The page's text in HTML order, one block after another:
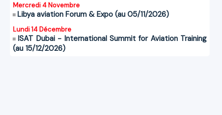
Mercredi 4 Novembre
Libya aviation Forum & Expo (au 05/11/2026)
Lundi 14 Décembre
ISAT Dubai - International Summit for Aviation Training
(au 15/12/2026)